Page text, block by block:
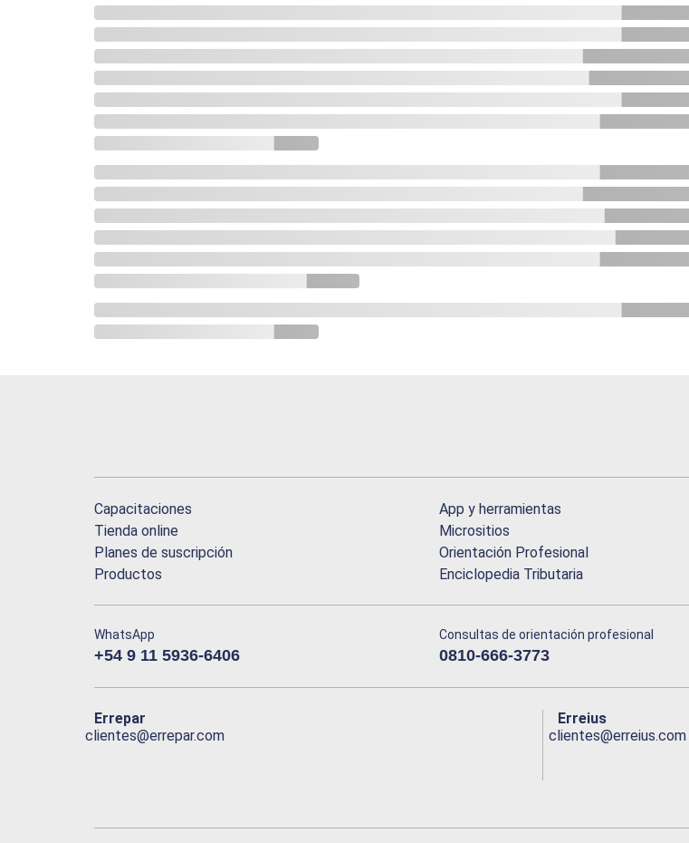
Capacitaciones
Tienda online
Planes de suscripción
Productos
App y herramientas
Micrositios
Orientación Profesional
Enciclopedia Tributaria
WhatsApp
+54 9 11 5936-6406
Consultas de orientación profesional
0810-666-3773
Errepar
clientes@errepar.com
Erreius
clientes@erreius.com